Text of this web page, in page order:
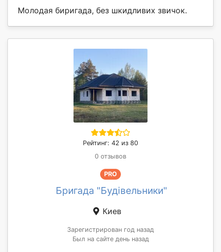
Молодая биригада, без шкидливих звичок.
Рейтинг: 42 из 80
0 отзывов
PRO
Бригада "Будівельники"
Киев
Зарегистрирован год назад
Был на сайте день назад